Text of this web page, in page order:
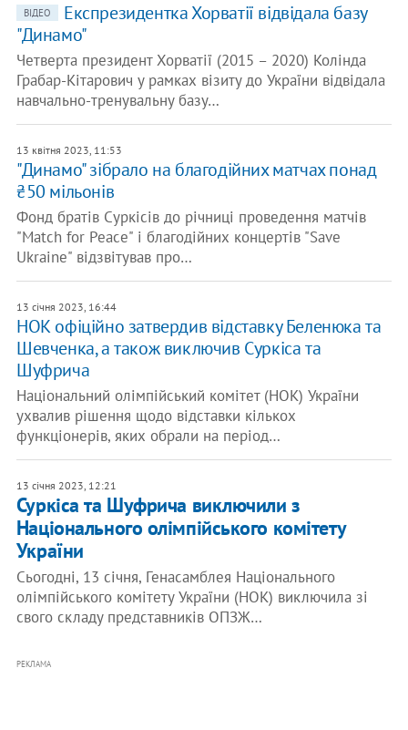
ВІДЕО
Експрезидентка Хорватії відвідала базу
"Динамо"
Четверта президент Хорватії (2015 – 2020) Колінда
Грабар-Кітарович у рамках візиту до України відвідала
навчально-тренувальну базу…
13 квітня 2023, 11:53
"Динамо" зібрало на благодійних матчах понад
₴50 мільонів
Фонд братів Суркісів до річниці проведення матчів
"Match for Peace" і благодійних концертів "Save
Ukraine" відзвітував про…
13 січня 2023, 16:44
НОК офіційно затвердив відставку Беленюка та
Шевченка, а також виключив Суркіса та
Шуфрича
Національний олімпійський комітет (НОК) України
ухвалив рішення щодо відставки кількох
функціонерів, яких обрали на період…
13 січня 2023, 12:21
Суркіса та Шуфрича виключили з
Національного олімпійського комітету
України
Сьогодні, 13 січня, Генасамблея Національного
олімпійського комітету України (НОК) виключила зі
свого складу представників ОПЗЖ…
РЕКЛАМА